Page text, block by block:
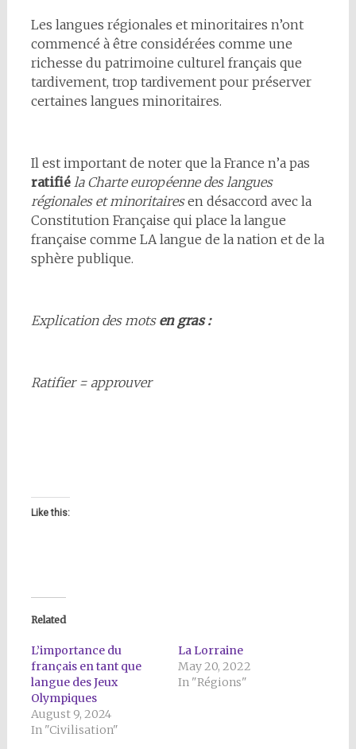
Les langues régionales et minoritaires n’ont
commencé à être considérées comme une
richesse du patrimoine culturel français que
tardivement, trop tardivement pour préserver
certaines langues minoritaires.
Il est important de noter que la France n’a pas
ratifié la Charte européenne des langues
régionales et minoritairesen désaccord avec la
Constitution Française qui place la langue
française comme LA langue de la nation et de la
sphère publique.
Explication des motsen gras :
Ratifier = approuver
Like this:
Related
L’importance du
français en tant que
langue des Jeux
Olympiques
August 9, 2024
In "Civilisation"
La Lorraine
May 20, 2022
In "Régions"